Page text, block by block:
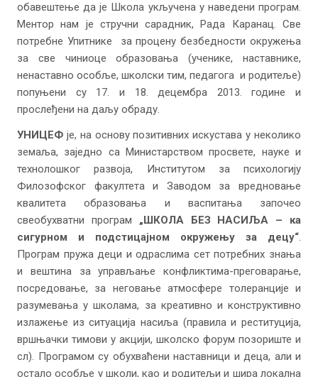
обавештење да је Школа укључена у наведени програм.
Ментор нам је стручни сарадник, Рада Каранац. Све
потребне Упитнике за процену безбедности окружења
за све чиниоце образовања (ученике, наставнике,
ненаставно особље, школски тим, педагога и родитеље)
попуњени су 17. и 18. децембра 2013. године и
прослеђени на даљу обраду.
УНИЦЕФ је, на основу позитивних искустава у неколико
земаља, заједно са Министарством просвете, науке и
технолошког развоја, Институтом за психологију
Филозофског факултета и Заводом за вредновање
квалитета образовања и васпитања започео
свеобухватни програм „ШКОЛА БЕЗ НАСИЉА – ка
сигурном и подстицајном окружењу за децу“.
Програм пружа деци и одраслима сет потребних знања
и вештина за управљање конфликтима-преговарање,
посредовање, за неговање атмосфере толеранције и
разумевања у школама, за креативно и конструктивно
излажење из ситуација насиља (правила и реституција,
вршњачки тимови у акцији, школско форум позориште и
сл). Програмом су обухваћени наставници и деца, али и
остало особље у школи, као и родитељи и шира локална